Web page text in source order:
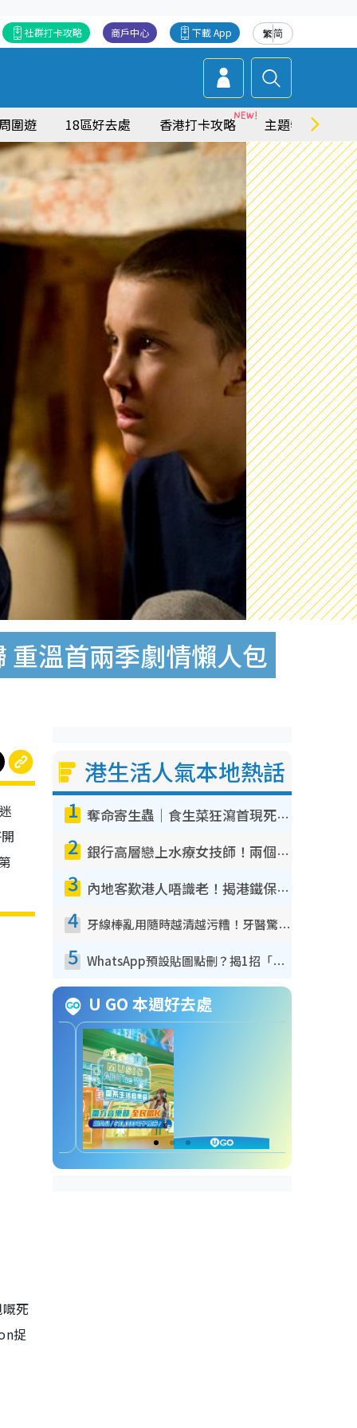
繁简
下載 App
商戶中心
社群打卡攻略
圍遊 18區好去處 香港打卡攻略 主題特集
溫首兩季劇情懶人包
死
捉
港生活人氣本地熱話
1 奪命寄生蟲｜食生菜狂瀉首現死者！疫潮惡化錄1.8萬宗病例 揭洗菜3大謬誤
2 銀行高層戀上水療女技師！兩個月借128萬驚覺「沉船」沉落火海 揭背後疑似邪教操控賣淫
3 內地客歎港人唔識老！揭港鐵保鮮級冷氣 港人求放過：咪投訴
4 牙線棒亂用隨時越清越污糟！牙醫驚揭盲目過戶細菌恐致蛀牙：呢種先係日常真保養
5 WhatsApp預設貼圖點刪？揭1招「反向操作」還原簡潔介面 附3步實測教學
U GO 本週好去處